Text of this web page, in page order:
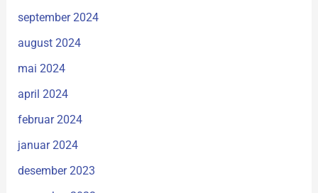
september 2024
august 2024
mai 2024
april 2024
februar 2024
januar 2024
desember 2023